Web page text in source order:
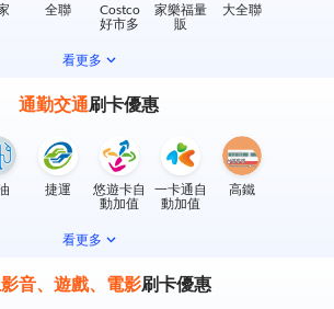
全聯
Costco
好市多
家樂福量
販
大全聯
看更多
通勤交通刷卡優惠
捷運
悠遊卡自
動加值
一卡通自
動加值
高鐵
看更多
音、遊戲、電影刷卡優惠